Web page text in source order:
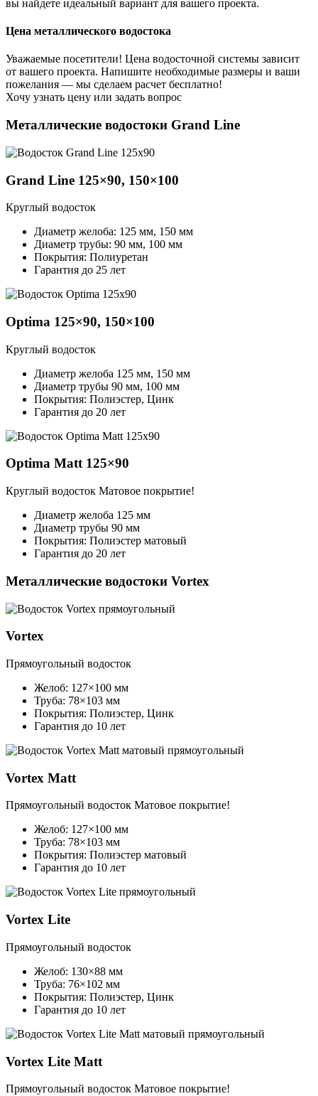
вы найдете идеальный вариант для вашего проекта.
Цена металлического водостока
Уважаемые посетители! Цена водосточной системы зависит
от вашего проекта. Напишите необходимые размеры и ваши
пожелания — мы сделаем расчет бесплатно!
Хочу узнать цену или задать вопрос
Металлические водостоки Grand Line
Grand Line 125×90, 150×100
Круглый водосток
Диаметр желоба: 125 мм, 150 мм
Диаметр трубы: 90 мм, 100 мм
Покрытия: Полиуретан
Гарантия до 25 лет
Optima 125×90, 150×100
Круглый водосток
Диаметр желоба 125 мм, 150 мм
Диаметр трубы 90 мм, 100 мм
Покрытия: Полиэстер, Цинк
Гарантия до 20 лет
Optima Matt 125×90
Круглый водосток Матовое покрытие!
Диаметр желоба 125 мм
Диаметр трубы 90 мм
Покрытия: Полиэстер матовый
Гарантия до 20 лет
Металлические водостоки Vortex
Vortex
Прямоугольный водосток
Желоб: 127×100 мм
Труба: 78×103 мм
Покрытия: Полиэстер, Цинк
Гарантия до 10 лет
Vortex Matt
Прямоугольный водосток Матовое покрытие!
Желоб: 127×100 мм
Труба: 78×103 мм
Покрытия: Полиэстер матовый
Гарантия до 10 лет
Vortex Lite
Прямоугольный водосток
Желоб: 130×88 мм
Труба: 76×102 мм
Покрытия: Полиэстер, Цинк
Гарантия до 10 лет
Vortex Lite Matt
Прямоугольный водосток Матовое покрытие!